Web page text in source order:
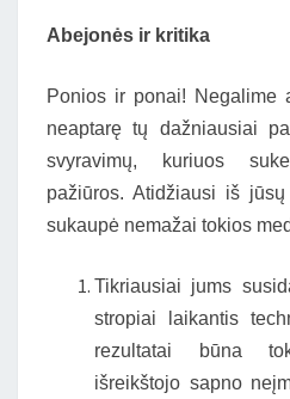
Abejonės ir kritika
Ponios ir ponai! Negalime
neaptarę tų dažniausiai
svyravimų, kuriuos
pažiūros. Atidžiausi iš
sukaupė nemažai tokios
Tikriausiai jums
stropiai laikantis
rezultatai būna
išreikštojo sapno